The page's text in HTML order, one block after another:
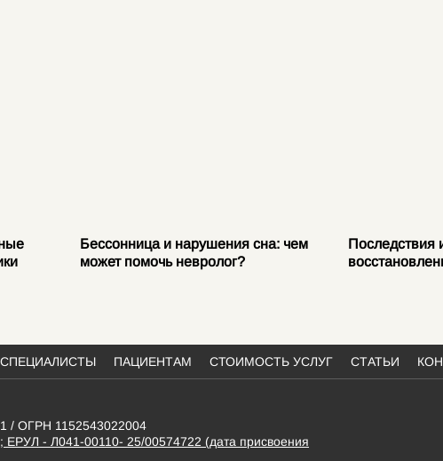
Бессонница и нарушения сна: чем
может помочь невролог?
Последствия
СПЕЦИАЛИСТЫ ПАЦИЕНТАМ СТОИМОСТЬ УСЛУГ СТАТЬИ
/ ОГРН 1152543022004
- Л041-00110- 25/00574722 (дата присвоения